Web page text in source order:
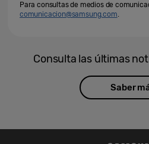
Para consultas de medios de
comunicacion@samsung.com.
Consulta las últimas
Saber